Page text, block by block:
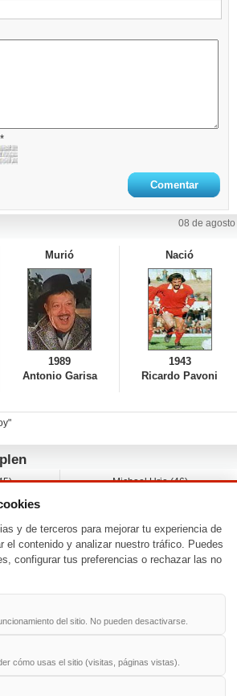
08 de agosto
Murió
1989
Antonio Garisa
Nació
1943
Ricardo Pavoni
Michael Urie (46)
Jimmy Jean-Louis (58)
Ken Baumann (37)
en la fecha
y de terceros para mejorar tu experiencia de
el contenido y analizar nuestro tráfico. Puedes
configurar tus preferencias o rechazar las no
del sitio. No pueden desactivarse.
cómo usas el sitio (visitas, páginas vistas).